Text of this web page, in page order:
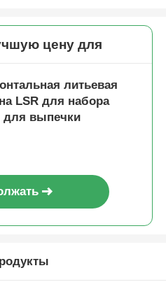
цену для
литьевая
LSR для набора
выпечки